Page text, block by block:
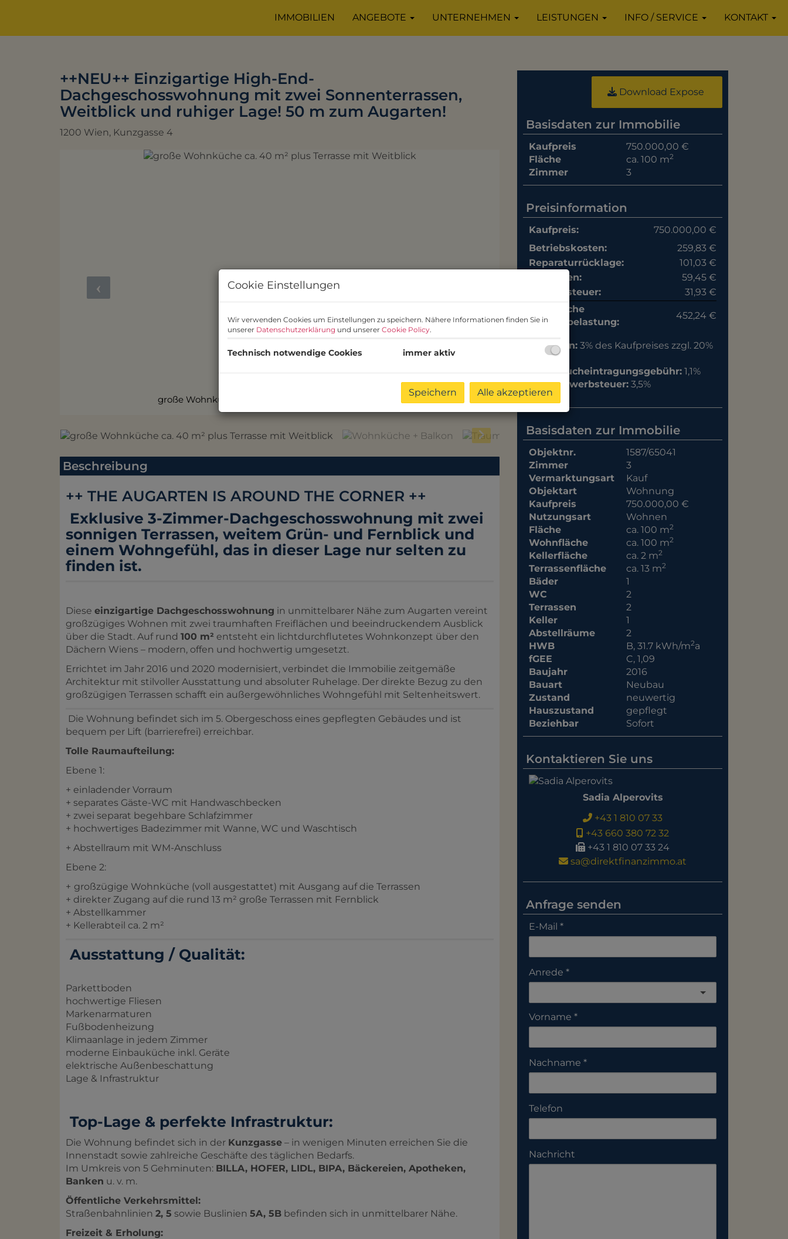
IMMOBILIEN ANGEBOTE UNTERNEHMEN LEISTUNGEN INFO / SERVICE KONTAKT
++NEU++ Einzigartige High-End-
Dachgeschosswohnung mit zwei Sonnenterrassen,
Weitblick und ruhiger Lage! 50 m zum Augarten!
1200 Wien, Kunzgasse 4
Beschreibung
++ THE AUGARTEN IS AROUND THE CORNER ++
Exklusive 3-Zimmer-Dachgeschosswohnung mit zwei
sonnigen Terrassen, weitem Grün- und Fernblick und
einem Wohngefühl, das in dieser Lage nur selten zu
finden ist.
Diese einzigartige Dachgeschosswohnung in unmittelbarer Nähe zum Augarten vereint
großzügiges Wohnen mit zwei traumhaften Freiflächen und beeindruckendem Ausblick
über die Stadt. Auf rund 100 m² entsteht ein lichtdurchflutetes Wohnkonzept über den
Dächern Wiens – modern, offen und hochwertig umgesetzt.
Errichtet im Jahr 2016 und 2020 modernisiert, verbindet die Immobilie zeitgemäße
Architektur mit stilvoller Ausstattung und absoluter Ruhelage. Der direkte Bezug zu den
großzügigen Terrassen schafft ein außergewöhnliches Wohngefühl mit Seltenheitswert.
Die Wohnung befindet sich im 5. Obergeschoss eines gepflegten Gebäudes und ist
bequem per Lift (barrierefrei) erreichbar.
Tolle Raumaufteilung:
Ebene 1:
+ einladender Vorraum
+ separates Gäste-WC mit Handwaschbecken
+ zwei separat begehbare Schlafzimmer
+ hochwertiges Badezimmer mit Wanne, WC und Waschtisch
+ Abstellraum mit WM-Anschluss
Ebene 2:
+ großzügige Wohnküche (voll ausgestattet) mit Ausgang auf die Terrassen
+ direkter Zugang auf die rund 13 m² große Terrassen mit Fernblick
+ Abstellkammer
+ Kellerabteil ca. 2 m²
Ausstattung / Qualität:
Parkettboden
hochwertige Fliesen
Markenarmaturen
Fußbodenheizung
Klimaanlage in jedem Zimmer
moderne Einbauküche inkl. Geräte
elektrische Außenbeschattung
Lage & Infrastruktur
Top-Lage & perfekte Infrastruktur:
Die Wohnung befindet sich in der Kunzgasse – in wenigen Minuten erreichen Sie die
Innenstadt sowie zahlreiche Geschäfte des täglichen Bedarfs.
Im Umkreis von 5 Gehminuten: BILLA, HOFER, LIDL, BIPA, Bäckereien, Apotheken,
Banken u. v. m.
Öffentliche Verkehrsmittel:
Straßenbahnlinien 2, 5 sowie Buslinien 5A, 5B befinden sich in unmittelbarer Nähe.
Freizeit & Erholung:
Download Expose
Basisdaten zur Immobilie
Kaufpreis
750.000,00 €
Fläche
ca. 100 m2
Zimmer 3
Preisinformation
Kaufpreis:
750.000,00 €
Betriebskosten:
259,83 €
Reparaturrücklage:
101,03 €
Liftkosten:
59,45 €
Umsatzsteuer:
31,93 €
monatliche
Gesamtbelastung:
452,24 €
Provision: 3% des Kaufpreises zzgl. 20%
USt.
Grundbucheintragungsgebühr: 1,1%
Grunderwerbsteuer: 3,5%
Basisdaten zur Immobilie
Objektnr.
1587/65041
Zimmer
3
Vermarktungsart
Kauf
Objektart
Wohnung
Kaufpreis
750.000,00 €
Nutzungsart
Wohnen
Fläche
ca. 100 m2
Wohnfläche ca. 100 m2
Kellerfläche ca. 2 m2
Terrassenfläche ca. 13 m2
Bäder
1
WC
2
Terrassen
2
Keller
1
Abstellräume
2
HWB
B, 31.7 kWh/m2a
fGEE
C, 1,09
Baujahr
2016
Bauart
Neubau
Zustand
neuwertig
Hauszustand
gepflegt
Beziehbar
Sofort
Kontaktieren Sie uns
Sadia Alperovits
+43 1 810 07 33
+43 660 380 72 32
+43 1 810 07 33 24
sa@direktfinanzimmo.at
Anfrage senden
E-Mail
Anrede
Vorname
Nachname
Telefon
Nachricht
Cookie Einstellungen
Wir verwenden Cookies um Einstellungen zu speichern. Nähere Informationen finden Sie in
unserer Datenschutzerklärung und unserer Cookie Policy.
Technisch notwendige Cookies immer aktiv
Speichern Alle akzeptieren